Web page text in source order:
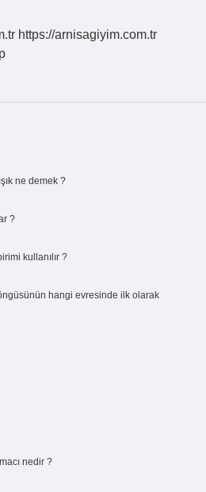
https://arnisagiyim.com.tr
ne demek ?
?
kullanılır ?
hangi evresinde ilk olarak
nedir ?